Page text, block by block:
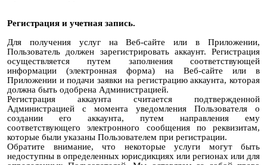
Регистрация и учетная запись.
Для получения услуг на Веб-сайте или в Приложении,
Пользователь должен зарегистрировать аккаунт. Регистрация
осуществляется путем заполнения соответствующей
информации (электронная форма) на Веб-сайте или в
Приложении и подачи заявки на регистрацию аккаунта, которая
должна быть одобрена Администрацией.
Регистрация аккаунта считается подтвержденной
Администрацией с момента уведомления Пользователя о
создании его аккаунта, путем направления ему
соответствующего электронного сообщения по реквизитам,
которые были указаны Пользователем при регистрации.
Обратите внимание, что некоторые услуги могут быть
недоступны в определенных юрисдикциях или регионах или для